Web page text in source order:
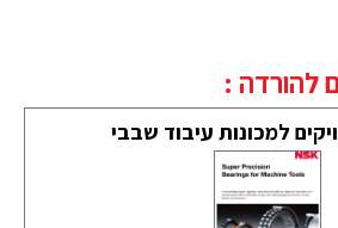
להורדה :
למכונות עיבוד שבבי